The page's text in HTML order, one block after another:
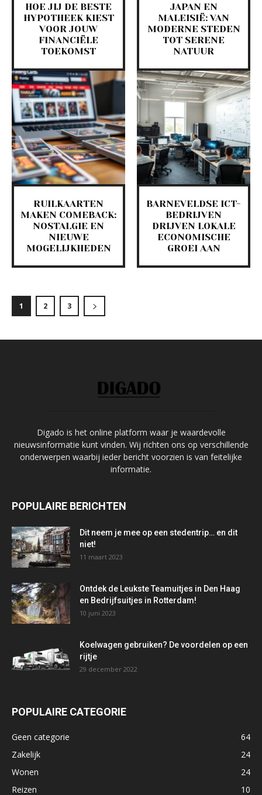
HOE JIJ DE BESTE
HYPOTHEEK KIEST
VOOR JOUW
FINANCIËLE
TOEKOMST
JAPAN EN
MALEISIË: VAN
MODERNE STEDEN
TOT SERENE
NATUUR
RUILKAARTEN
MAKEN COMEBACK:
NOSTALGIE EN
NIEUWE
MOGELIJKHEDEN
BARNEVELDSE ICT-
BEDRIJVEN
DRIJVEN LOKALE
ECONOMISCHE
GROEI AAN
1 2 3
Digado is het online platform waar je waardevolle
nieuwsinformatie kunt vinden. Wij richten ons op verschillende
onderwerpen waarbij ieder bericht voorzien is van feitelijke
informatie.
POPULAIRE BERICHTEN
Dit neem je mee op een stedentrip… en dit
niet!
11 maart 2023
Ontdek de Leukste Teamuitjes in Den Haag
en Bedrijfsuitjes in Rotterdam!
10 juni 2023
Koelwagen gebruiken? De voordelen op een
rijtje
29 december 2022
POPULAIRE CATEGORIE
Geen categorie
64
Zakelijk
24
Wonen
24
Reizen
10